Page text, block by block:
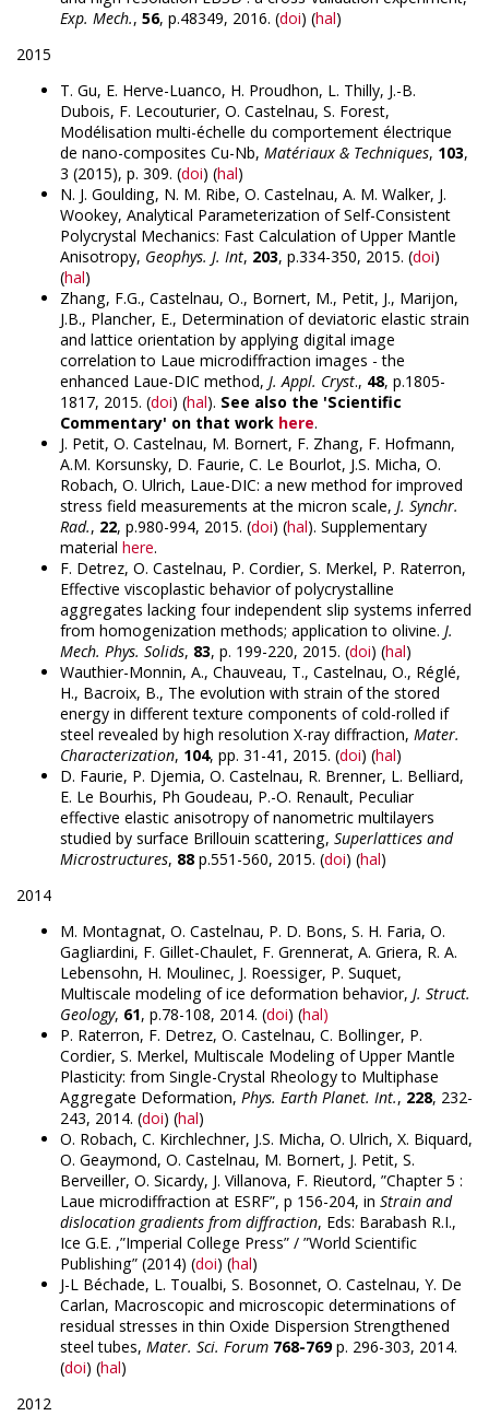
Exp. Mech., 56, p.48349, 2016. (doi) (hal)
2015
T. Gu, E. Herve-Luanco, H. Proudhon, L. Thilly, J.-B.
Dubois, F. Lecouturier, O. Castelnau, S. Forest,
Modélisation multi-échelle du comportement électrique
de nano-composites Cu-Nb, Matériaux & Techniques, 103,
3 (2015), p. 309. (doi) (hal)
N. J. Goulding, N. M. Ribe, O. Castelnau, A. M. Walker, J.
Wookey, Analytical Parameterization of Self-Consistent
Polycrystal Mechanics: Fast Calculation of Upper Mantle
Anisotropy, Geophys. J. Int, 203, p.334-350, 2015. (doi)
(hal)
Zhang, F.G., Castelnau, O., Bornert, M., Petit, J., Marijon,
J.B., Plancher, E., Determination of deviatoric elastic strain
and lattice orientation by applying digital image
correlation to Laue microdiffraction images - the
enhanced Laue-DIC method, J. Appl. Cryst., 48, p.1805-
1817, 2015. (doi) (hal). See also the 'Scientific
Commentary' on that work here.
J. Petit, O. Castelnau, M. Bornert, F. Zhang, F. Hofmann,
A.M. Korsunsky, D. Faurie, C. Le Bourlot, J.S. Micha, O.
Robach, O. Ulrich, Laue-DIC: a new method for improved
stress field measurements at the micron scale, J. Synchr.
Rad., 22, p.980-994, 2015. (doi) (hal). Supplementary
material here.
F. Detrez, O. Castelnau, P. Cordier, S. Merkel, P. Raterron,
Effective viscoplastic behavior of polycrystalline
aggregates lacking four independent slip systems inferred
from homogenization methods; application to olivine. J.
Mech. Phys. Solids, 83, p. 199-220, 2015. (doi) (hal)
Wauthier-Monnin, A., Chauveau, T., Castelnau, O., Réglé,
H., Bacroix, B., The evolution with strain of the stored
energy in different texture components of cold-rolled if
steel revealed by high resolution X-ray diffraction, Mater.
Characterization, 104, pp. 31-41, 2015. (doi) (hal)
D. Faurie, P. Djemia, O. Castelnau, R. Brenner, L. Belliard,
E. Le Bourhis, Ph Goudeau, P.-O. Renault, Peculiar
effective elastic anisotropy of nanometric multilayers
studied by surface Brillouin scattering, Superlattices and
Microstructures, 88p.551-560, 2015. (doi) (hal)
2014
M. Montagnat, O. Castelnau, P. D. Bons, S. H. Faria, O.
Gagliardini, F. Gillet-Chaulet, F. Grennerat, A. Griera, R. A.
Lebensohn, H. Moulinec, J. Roessiger, P. Suquet,
Multiscale modeling of ice deformation behavior, J. Struct.
Geology, 61, p.78-108, 2014. (doi) (hal)
P. Raterron, F. Detrez, O. Castelnau, C. Bollinger, P.
Cordier, S. Merkel, Multiscale Modeling of Upper Mantle
Plasticity: from Single-Crystal Rheology to Multiphase
Aggregate Deformation, Phys. Earth Planet. Int., 228, 232-
243, 2014. (doi) (hal)
O. Robach, C. Kirchlechner, J.S. Micha, O. Ulrich, X. Biquard,
O. Geaymond, O. Castelnau, M. Bornert, J. Petit, S.
Berveiller, O. Sicardy, J. Villanova, F. Rieutord, ”Chapter 5 :
Laue microdiffraction at ESRF”, p 156-204, in Strain and
dislocation gradients from diffraction, Eds: Barabash R.I.,
Ice G.E. ,”Imperial College Press” / ”World Scientific
Publishing” (2014) (doi) (hal)
J-L Béchade, L. Toualbi, S. Bosonnet, O. Castelnau, Y. De
Carlan, Macroscopic and microscopic determinations of
residual stresses in thin Oxide Dispersion Strengthened
steel tubes, Mater. Sci. Forum 768-769p. 296-303, 2014.
(doi) (hal)
2012